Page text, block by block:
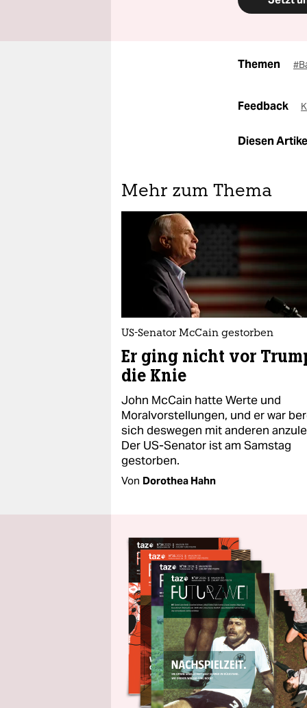
Themen
Feedback
Diesen
Mehr zum Thema
US-Senator McCain gestorben
Er ging nicht vor
die Knie
John McCain hatte Werte und
Moralvorstellungen, und er war
sich deswegen mit anderen
Der US-Senator ist am Samstag
gestorben.
Von Dorothea Hahn